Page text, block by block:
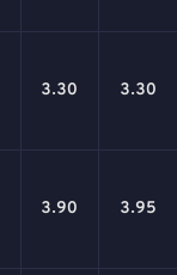
3.30 3.30
3.90 3.95